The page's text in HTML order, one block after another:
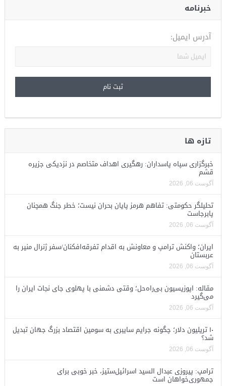
خبرنامه
آدرس ایمیل:
تازه ها
خبرگزاری سپاه پاسداران: رهگیری اهداف متخاصم در نزدیکی جزیره
قشم
آگوست 06, 2026
تحلیلگر حکومتی: تفاهم هرمز پایان بحران نیست؛ خطر جنگ همچنان
پابرجاست
آگوست 06, 2026
ایران؛ واکنش ترامپ و معاونش به اقدام تفرقه‌افکنان/سفر ژنرال منیر به
عربستان
آگوست 06, 2026
مقاله: اپوزیسیون بی‌راه‌حل؛ وقتی دشمنی با پهلوی جای نجات ایران را
می‌گیرد
آگوست 06, 2026
۱۰ تریلیون دلار؛ چگونه جرایم سایبری به سومین اقتصاد بزرگ جهان تبدیل
شد؟
آگوست 06, 2026
ترامپ: پیروزی عبدال السید اسرائیل‌ستیز، خبر خوبی برای
جمهوری‌خواهان است